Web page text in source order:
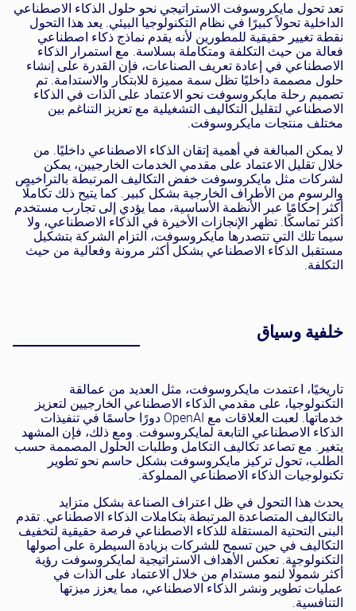
تعد تحول مايكروسوفت الاستراتيجي نحو حلول الذكاء الاصطناعي
الداخلية تحولاً كبيرًا في نظام التكنولوجيا البيئي. يعد هذا التحول
نقطة تغيير حقيقية للمطورين لأنه يقدم نماذج ذكاء اصطناعي
فعالة من حيث التكلفة ومتكاملة بسلاسة. مع استمرار الذكاء
الاصطناعي في إعادة تعريف الصناعات، فإن القدرة على إنشاء
حلول مصممة داخليًا تظل سمة مميزة للابتكار والاستدامة. تم
تصميم رحلة مايكروسوفت نحو الاعتماد على الذات في الذكاء
الاصطناعي لتقليل التكاليف التشغيلية مع تعزيز التناغم بين
مختلف منتجات مايكروسوفت.
لا يمكن المبالغة في أهمية إتقان الذكاء الاصطناعي داخليًا. من
خلال تقليل الاعتماد على مقدمي الخدمات الخارجيين، يمكن
لشركات مثل مايكروسوفت خفض التكاليف المرتبطة بالتراخيص
والرسوم من الأطراف الخارجية بشكل كبير. كما يتيح ذلك تكاملًا
أكثر إحكامًا عبر الأنظمة الأساسية، مما يؤدي إلى تجارب مستخدم
أكثر تماسكًا. تظهر الإنجازات الأخيرة في الذكاء الاصطناعي، ولا
سيما تلك التي تتصدرها مايكروسوفت، التزام الشركة بتشكيل
مستقبل الذكاء الاصطناعي بشكل أكثر مرونة وفعالية من حيث
التكلفة.
خلفية وسياق
تاريخيًا، اعتمدت مايكروسوفت، مثل العديد من عمالقة
التكنولوجيا، على مقدمي الذكاء الاصطناعي الخارجيين لتعزيز
خدماتها. لعبت العلاقات مع OpenAI دورًا حاسمًا في تنفيذات
الذكاء الاصطناعي التابعة لمايكروسوفت. ومع ذلك، فإن المشهد
يتغير. مع تصاعد تكاليف التكامل وطلبات الحلول المصممة حسب
الطلب، تحول تركيز مايكروسوفت بشكل حاسم نحو تطوير
تكنولوجيات الذكاء الاصطناعي المملوكة.
يحدث هذا التحول في ظل اعتراف الصناعة بشكل متزايد
بالتكاليف المتصاعدة المرتبطة بتكاملات الذكاء الاصطناعي. تقدم
البنى التحتية المستقلة للذكاء الاصطناعي فرصة حقيقية لتخفيف
التكاليف في حين تسمح للشركات بزيادة السيطرة على أصولها
التكنولوجية. تعكس الأهداف الاستراتيجية لمايكروسوفت رؤية
أكثر شمولًا لنمو مستدام من خلال الاعتماد على الذات في
عمليات تطوير ونشر الذكاء الاصطناعي، مما يعزز ميزتها
التنافسية.